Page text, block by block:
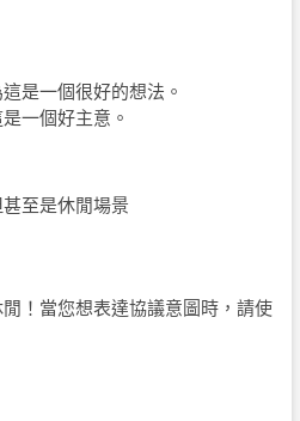
是一個很好的想法。
一個好主意。
至是休閒場景
！當您想表達協議意圖時，請使